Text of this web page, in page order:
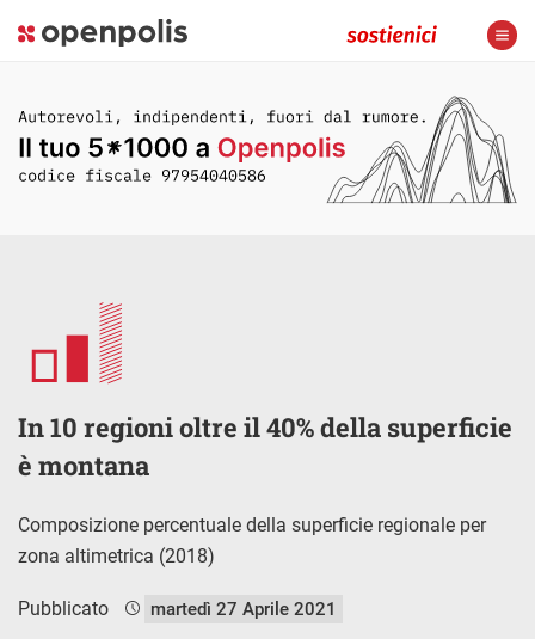
In 10 regioni oltre il 40% della superficie
è montana
Composizione percentuale della superficie regionale per
zona altimetrica (2018)
Pubblicato martedì 27 Aprile 2021